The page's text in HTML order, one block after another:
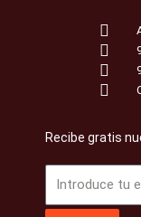
Recibe gratis